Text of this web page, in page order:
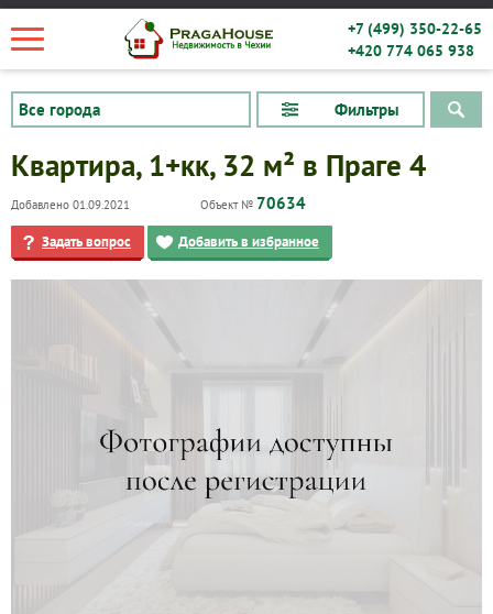
+7 (499) 350-22-65
+420 774 065 938
Фильтры
Квартира, 1+кк, 32 м² в Праге 4
Добавлено 01.09.2021 Объект № 70634
Задать вопрос Добавить в избранное